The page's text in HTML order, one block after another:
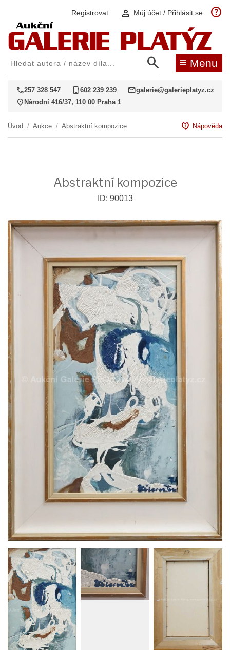
Registrovat person Můj účet / Přihlásit se help
search ≡ Menu
call257 328 547 phone_iphone602 239 239 mailgalerie@galerieplatyz.cz
location_on Národní 416/37, 110 00 Praha 1
Úvod / Aukce / Abstraktní kompozice contact_support Nápověda
Abstraktní kompozice
ID: 90013